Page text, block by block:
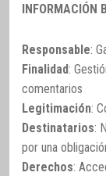
INFORMACIÓN
Responsable:
Finalidad:
comentarios
Legitimación:
Destinatarios:
por una
Derechos: